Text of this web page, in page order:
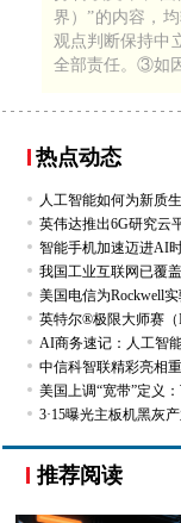
界）”的内容，
观点判断保持中
全部责任。③如
热点动态
人工智能如何为新质
英伟达推出6G研究云
智能手机加速迈进AI
我国工业互联网已覆
美国电信为Rockwell
英特尔®极限大师赛（
AI商务速记：人工智
中信科智联精彩亮相
美国上调“宽带”定义
3·15曝光主板机黑灰
推荐阅读